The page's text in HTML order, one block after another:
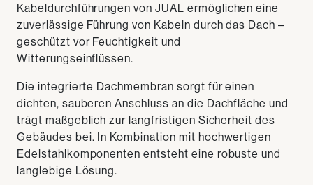
Kabeldurchführungen von JUAL ermöglichen eine
zuverlässige Führung von Kabeln durch das Dach –
geschützt vor Feuchtigkeit und
Witterungseinflüssen.
Die integrierte Dachmembran sorgt für einen
dichten, sauberen Anschluss an die Dachfläche und
trägt maßgeblich zur langfristigen Sicherheit des
Gebäudes bei. In Kombination mit hochwertigen
Edelstahlkomponenten entsteht eine robuste und
langlebige Lösung.